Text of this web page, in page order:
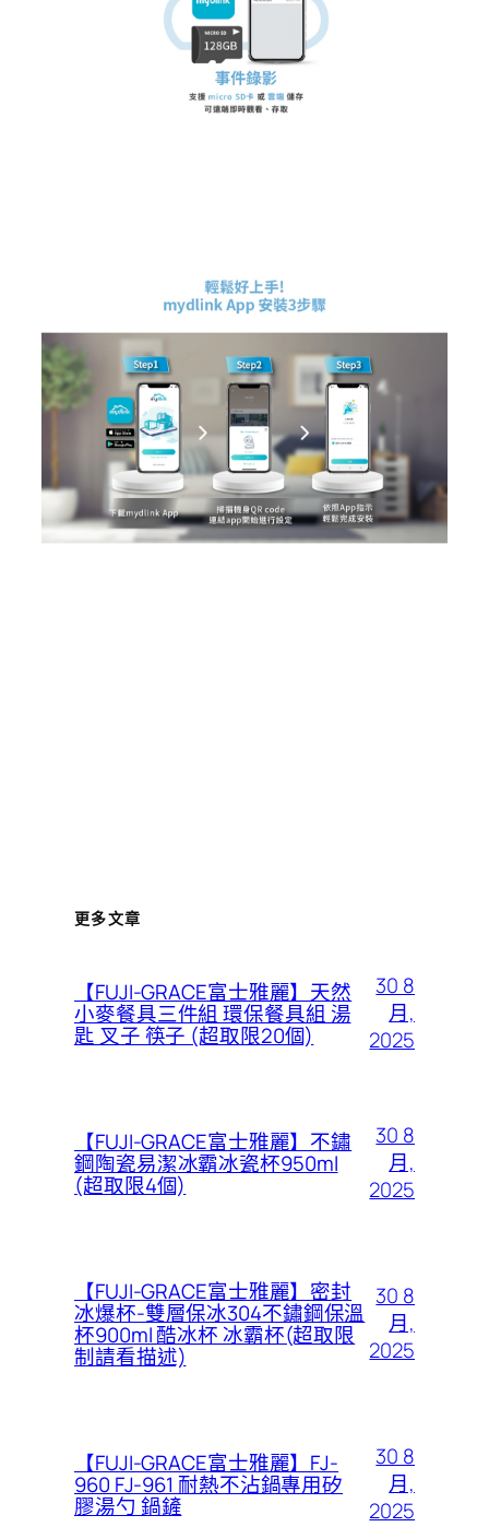
更多文章
【FUJI-GRACE富士雅麗】天然
小麥餐具三件組 環保餐具組 湯
匙 叉子 筷子 (超取限20個)
30 8
月,
2025
【FUJI-GRACE富士雅麗】不鏽
鋼陶瓷易潔冰霸冰瓷杯950ml
(超取限4個)
30 8
月,
2025
【FUJI-GRACE富士雅麗】密封
冰爆杯-雙層保冰304不鏽鋼保溫
杯900ml 酷冰杯 冰霸杯(超取限
制請看描述)
30 8
月,
2025
【FUJI-GRACE富士雅麗】FJ-
960 FJ-961 耐熱不沾鍋專用矽
膠湯勺 鍋鏟
30 8
月,
2025